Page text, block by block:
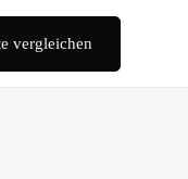
vergleichen